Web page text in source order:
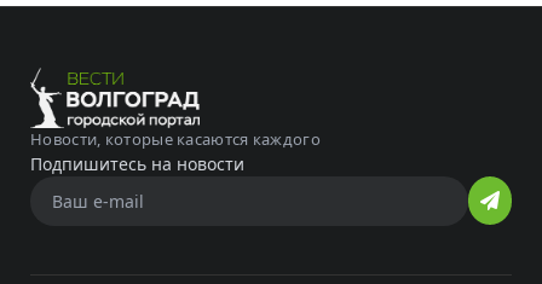
Новости, которые касаются каждого
Подпишитесь на новости